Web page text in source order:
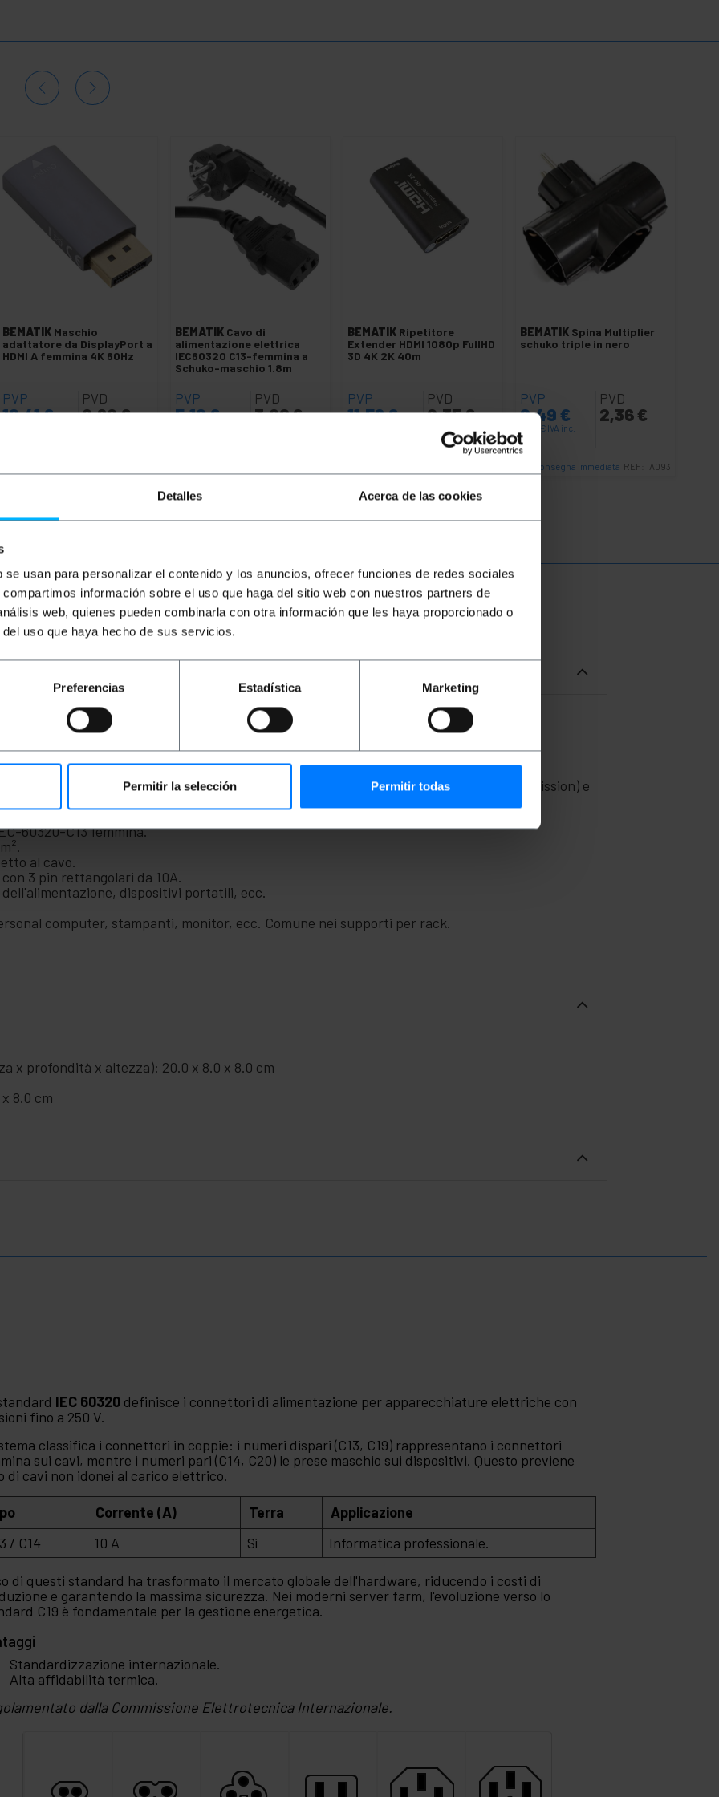
Detalles Acerca de las cookies
usan para personalizar el contenido y los anuncios, ofrecer funciones de redes sociales
información sobre el uso que haga del sitio web con nuestros partners de
web, quienes pueden combinarla con otra información que les haya proporcionado o
uso que haya hecho de sus servicios.
Preferencias Estadística Marketing
Permitir la selección Permitir todas
BEMATIK Maschio
adattatore da DisplayPort a
HDMI A femmina 4K 60Hz
PVP
12,41€
PVD
9,69€
Da 6 a 7 giorni lavorativi
YP042
BEMATIK Cavo di
alimentazione elettrica
IEC60320 C13-femmina a
Schuko-maschio 1.8m
PVP
5,10€
PVD
3,98€
Da 7 a 8 giorni lavorativi
FA081
BEMATIK Ripetitore
Extender HDMI 1080p FullHD
3D 4K 2K 40m
PVP
11,56€
PVD
9,35€
BEMATIK Spina Multiplier
schuko triple in nero
PVP
2,49 €
€ IVA inc.
PVD
2,36 €
Consegna immediata REF: IA093
Collegamento ad un'estremità per i collegamenti elettrici britannici.
elettroniche, basato sugli standard IEC (International Electrotechnical Commission) e
a un'estremità (BS-1363-1 maschio con fusibile a 3 pin e 13 A).
60320-C13 femmina.
al cavo.
3 pin rettangolari da 10A.
dispositivi portatili, ecc.
computer, stampanti, monitor, ecc. Comune nei supporti per rack.
x profondità x altezza): 20.0 x 8.0 x 8.0 cm
8.0 cm
IEC 60320 definisce i connettori di alimentazione per apparecchiature elettriche con
fino a 250 V.
classifica i connettori in coppie: i numeri dispari (C13, C19) rappresentano i connettori
sui cavi, mentre i numeri pari (C14, C20) le prese maschio sui dispositivi. Questo previene
di cavi non idonei al carico elettrico.
Corrente (A) Terra
Applicazione
/ C14
10 A Sì Informatica professionale.
di questi standard ha trasformato il mercato globale dell'hardware, riducendo i costi di
e garantendo la massima sicurezza. Nei moderni server farm, l'evoluzione verso lo
C19 è fondamentale per la gestione energetica.
Standardizzazione internazionale.
Alta affidabilità termica.
dalla Commissione Elettrotecnica Internazionale.